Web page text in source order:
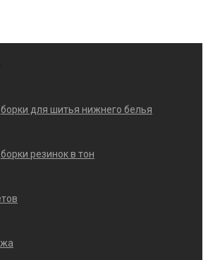
для шитья нижнего белья
резинок в тон